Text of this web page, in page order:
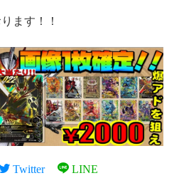
ます！！
Twitter LINE